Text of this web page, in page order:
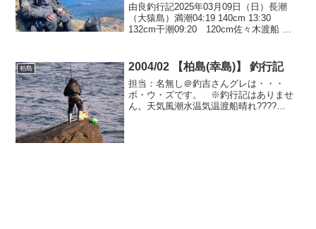
由良釣行記2025年03月09日（日）長潮
（大猿島）満潮04:19 140cm 13:30
132cm干潮09:20 120cm佐々木渡船 出
の開催と...
柏島 2004/02 【柏島(幸島)】 釣行記
担当：名無し＠釣吉さんグレは・・・
ボ・ウ・ズです。 ※釣行記はありませ
ん。天気風潮水温気温渡船晴れ????